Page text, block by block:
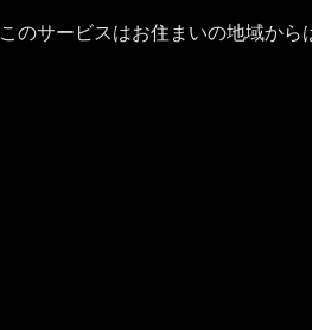
このサービスはお住まいの地域から